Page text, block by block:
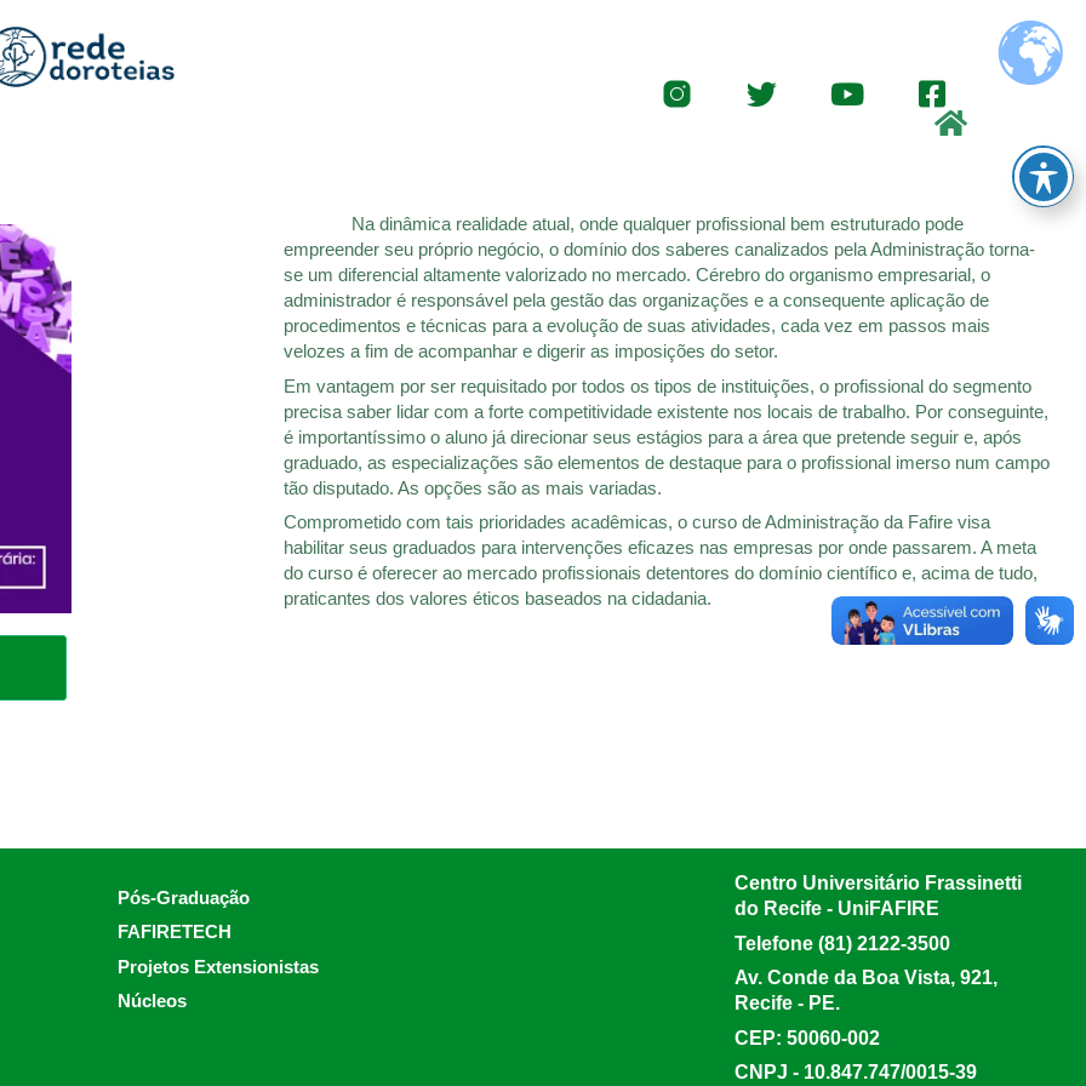
Facebook-
square
Na dinâmica realidade atual, onde qualquer profissional bem estruturado pode
empreender seu próprio negócio, o domínio dos saberes canalizados pela Administração torna-
se um diferencial altamente valorizado no mercado. Cérebro do organismo empresarial, o
administrador é responsável pela gestão das organizações e a consequente aplicação de
procedimentos e técnicas para a evolução de suas atividades, cada vez em passos mais
velozes a fim de acompanhar e digerir as imposições do setor.
Em vantagem por ser requisitado por todos os tipos de instituições, o profissional do segmento
precisa saber lidar com a forte competitividade existente nos locais de trabalho. Por conseguinte,
é importantíssimo o aluno já direcionar seus estágios para a área que pretende seguir e, após
graduado, as especializações são elementos de destaque para o profissional imerso num campo
tão disputado. As opções são as mais variadas.
Comprometido com tais prioridades acadêmicas, o curso de Administração da Fafire visa
habilitar seus graduados para intervenções eficazes nas empresas por onde passarem. A meta
do curso é oferecer ao mercado profissionais detentores do domínio científico e, acima de tudo,
praticantes dos valores éticos baseados na cidadania.
Pós-Graduação
FAFIRETECH
Projetos Extensionistas
Núcleos
Centro Universitário Frassinetti
do Recife - UniFAFIRE
Telefone (81) 2122-3500
Av. Conde da Boa Vista, 921,
Recife - PE.
CEP: 50060-002
CNPJ - 10.847.747/0015-39